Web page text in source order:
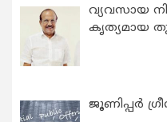
വ്യവസായ
കൃത്യമായ
ജൂണിപ്പർ